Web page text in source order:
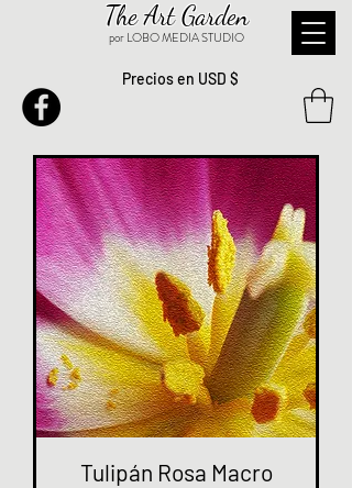
The Art Garden
por LOBO MEDIA STUDIO
Precios en USD $
Tulipán Rosa Macro